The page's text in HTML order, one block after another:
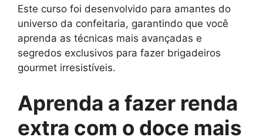
Este curso foi desenvolvido para amantes do
universo da confeitaria, garantindo que você
aprenda as técnicas mais avançadas e
segredos exclusivos para fazer brigadeiros
gourmet irresistíveis.
Aprenda a fazer renda
extra com o doce mais